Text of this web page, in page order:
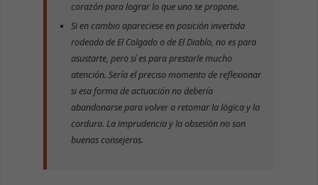
corazón para lograr lo que uno se propone.
Si en cambio apareciese en posición invertida
rodeada deEl Colgadoo deEl Diablo, no es para
asustarte, pero sí es para prestarle mucho
atención. Sería el preciso momento de reflexionar
si esa forma de actuación no debería
abandonarse para volver a retomar la lógica y la
cordura. La imprudencia y la obsesión no son
buenas consejeras.